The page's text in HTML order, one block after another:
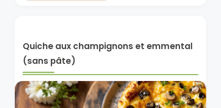
Quiche aux champignons et emmental
(sans pâte)